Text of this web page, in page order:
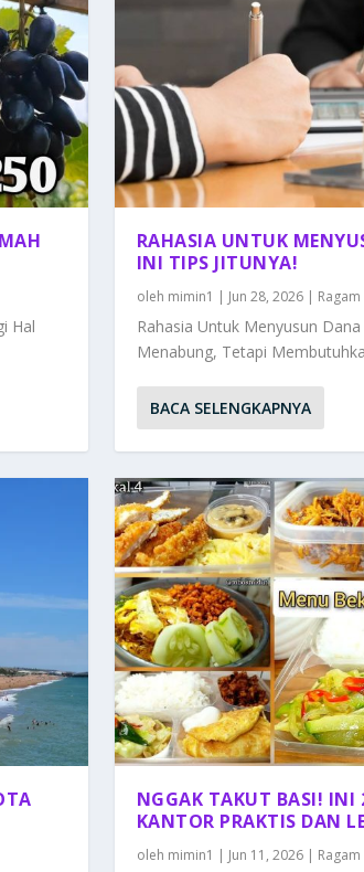
Hal
RAHASIA UNTUK
INI TIPS JITUNYA!
oleh mimin1 | Jun 28, 2026| Ragam
Rahasia Untuk Menyusun
Menabung, Tetapi
BACA SELENGKAPNYA
NGGAK TAKUT BASI! INI
KANTOR PRAKTIS DAN
oleh mimin1 | Jun 11, 2026| Ragam